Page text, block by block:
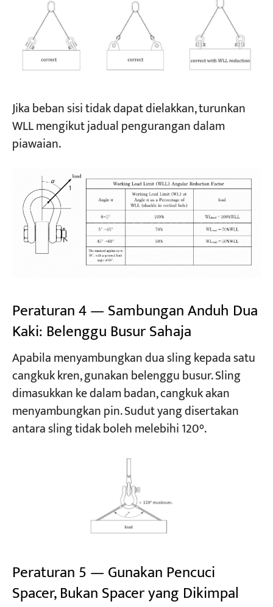
Jika beban sisi tidak dapat dielakkan, turunkan
WLL mengikut jadual pengurangan dalam
piawaian.
Peraturan 4 — Sambungan Anduh Dua
Kaki: Belenggu Busur Sahaja
Apabila menyambungkan dua sling kepada satu
cangkuk kren, gunakan belenggu busur. Sling
dimasukkan ke dalam badan, cangkuk akan
menyambungkan pin. Sudut yang disertakan
antara sling tidak boleh melebihi 120°.
Peraturan 5 — Gunakan Pencuci
Spacer, Bukan Spacer yang Dikimpal